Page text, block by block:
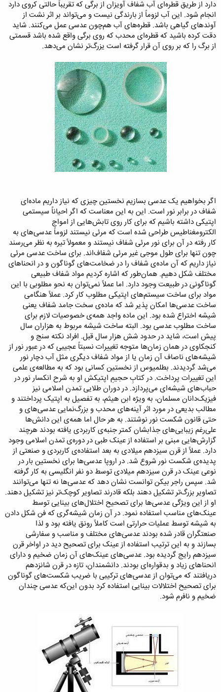
دارد از طریق قطره‌ای آب شفاف آویزان از برگی که تقریباً حالتی کروی دارد
انجام شود. این آب لزوماً از بارندگی نیست و می‌تواند بر اثر نشت از
آوندهای گیاهی باشد. قطره‌های آب هم‌چون عدسی عمل می‌کنند. شاید
دقت کرده باشید که قطره‌ای محدب که روی برگی واقع شده باشد قسمتی
از برگ را که بر روی آن قرار گرفته است یزرگ‌تر نشان می‌دهد.
اگر بخواهیم یک عدسی بسازیم نخستین چیزی که نیاز داریم ماده‌ای
شفاف در برابر نور است. این به این معناست که اگر احیاناً سیستمی
اپتیکی داشته باشیم که برای کار روی تابش‌هایی از امواج
الکترومغناطیس طراحی شده است که مرئی نیستند لزوماً عدسی‌های به
کار رفته در آن برای نور مرئی شفاف نیستند و معمولاً تیره به نظر می‌رسند
چون تنها برای طول موجی غیر مرئی شفاف‌اند. برای ساخت عدسی مرئی
نیاز داریم که آن ماده‌ی شفاف را در ضخامت‌های گوناگون و در انحناهای
مختلف شکل دهیم. همان‌طور که اشاره کردیم مواد شفاف طبیعی
گوناگونی در طبیعت وجود دارد. اما عملاً نمی‌توان به نحو مطلوبی با این
مواد برای ساخت سیستم‌های اپتیکی مطلوب کار کرد. عملاً هنگامی
ساخت عدسی‌ها امکان پذیر شد که ماده‌ی سخت جامد شفاف یعنی
شیشه اختراع شده بود. این ماده واجد همه‌ی خصوصیات لازم برای
ساخت مطلوب عدسی بود. البته ساخت شیشه مربوط به هزاران سال
پیش است، شاید در حدود شش هزار سال قبل. افراد نکته سنج و
کنجکاوی در همان زمان‌ها متوجه تغییرات نسبتاً عجیبی که در عبور نور از
شیشه‌های ناصاف آن زمان یا از مواد شفاف دیگری مثل آب دچار نور
می‌شد گردیدند. بطلمیوس از نخستین کسانی بود که به مطالعه‌ی علمی
این تغییرات پرداخت. در کتابِ حجیمِ اپتیکش او به شرح انکسار نور در
حباب‌های شیشه‌ای می‌پردازد. در دوران طلایی تمدن اسلامی نیز
فیزیک‌دانان مسلمان، به ویژه ابن هیثم، به تفصیل به اپتیک پرداختند و
مطالب بدیعی در مورد اثر آینه‌های محدب و بزرگ‌نمایی عدسی‌های و
حتی قانون شکست نور نوشتند. به هر حال اما همه‌ی این دانش‌ها
علی‌رغم زیبایی‌های جذابشان کمتر جنبه‌ی کاربردی یافته بودند هرچند
گزارش‌هایی مبنی بر استفاده از عینک طبی در دوره‌ی تمدن اسلامی وجود
دارد. عملاً از قرن سیزدهم میلادی به بعد استفاده‌ی کاربردی و صنعتی از
پدیده‌ی شکست نور شروع شد. در اروپا عدسی‌ها برای نخستین بار در
نوعی عینک در قرن سیزدهم میلادی توسط دو نفر انگلیسی به کار گرفته
شد. سپس راجر بیکن توانست نشان دهد که عدسی‌ها نه تنها می‌توانند
تصاویر بزرگ‌تر تشکیل دهند بلکه قادرند تصاویر کوچک‌تر نیز تشکیل دهند.
او از این ویژگی عدسی‌ها برای تصحیح اختلال‌های بینایی توسط
عینک‌های مناسب استفاده نمود. در آن زمان شیشه‌گری که فن شکل دادن
به شیشه توسط عملیات حرارتی است کاملاً رونق یافته بود و لذا
صنعتگران قادر شده بودند عدسی‌های مختلف و مناسب و سفارشی
بسازند و به این ترتیب استفاده از عینک برای تصحیح دید در اواخر قرن
سیزدهم رایج گردیده بود. عدسی‌های عینک‌های آن زمان ضخیم و دارای
انحناهای زیاد و بدقواره‌ای بودند. دانشمندان، تازه در قرن شانزدهم
دریافتند که می‌توان از عدسی‌های ترکیبی با ضریب شکست‌های گوناگون
برای تصحیح اختلالات بینایی استفاده کرد بدون این‌که عدسی چندان
ضخیم و نافرم شود.